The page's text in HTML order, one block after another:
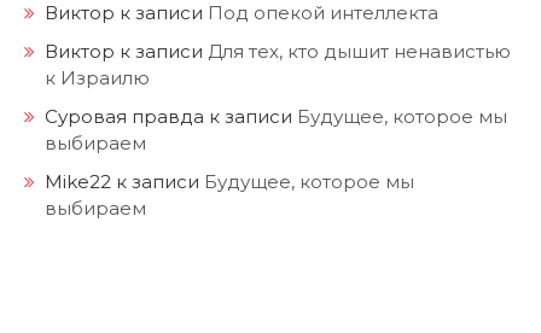
Виктор к записи Под опекой интеллекта
Виктор к записи Для тех, кто дышит ненавистью
к Израилю
Суровая правда к записи Будущее, которое мы
выбираем
Mike22 к записи Будущее, которое мы
выбираем